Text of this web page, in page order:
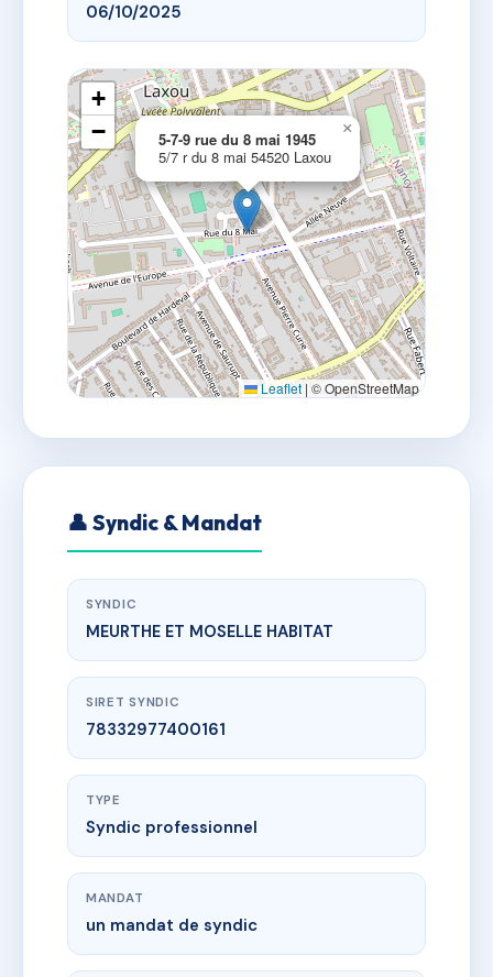
06/10/2025
5-7-9 rue du 8 mai 1945
5/7 r du 8 mai 54520 Laxou
×
+
−
Leaflet | © OpenStreetMap
👤 Syndic & Mandat
SYNDIC
MEURTHE ET MOSELLE HABITAT
SIRET SYNDIC
78332977400161
TYPE
Syndic professionnel
MANDAT
un mandat de syndic